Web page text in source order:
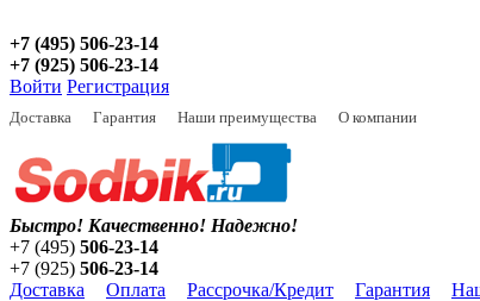
+7 (495) 506-23-14
+7 (925) 506-23-14
Войти Регистрация
Доставка Гарантия Наши преимущества О компании
Быстро! Качественно! Надежно!
+7 (495) 506-23-14
+7 (925) 506-23-14
Доставка
Оплата Рассрочка/Кредит Гарантия